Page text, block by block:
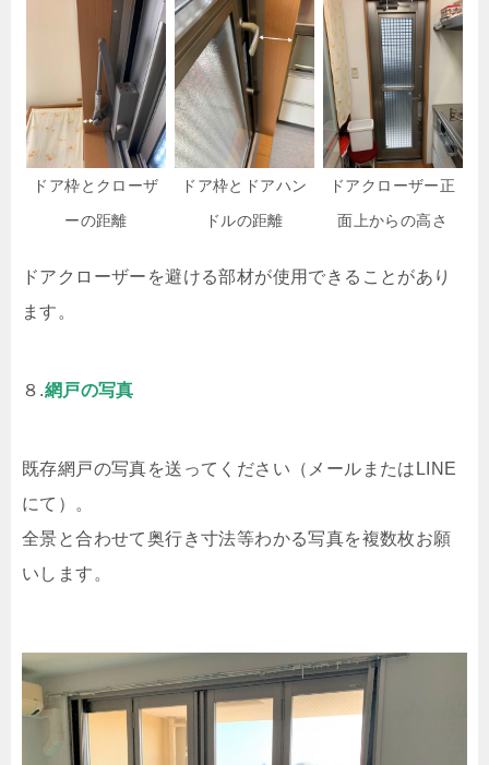
ドア枠とクローザ
ーの距離
ドア枠とドアハン
ドルの距離
ドアクローザー正
面上からの高さ
ドアクローザーを避ける部材が使用できることがあり
ます。
８.網戸の写真
既存網戸の写真を送ってください（メールまたはLINE
にて）。
全景と合わせて奥行き寸法等わかる写真を複数枚お願
いします。